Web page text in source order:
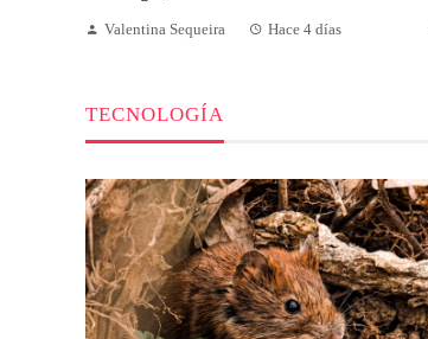
Valentina Sequeira Hace 4 días
TECNOLOGÍA